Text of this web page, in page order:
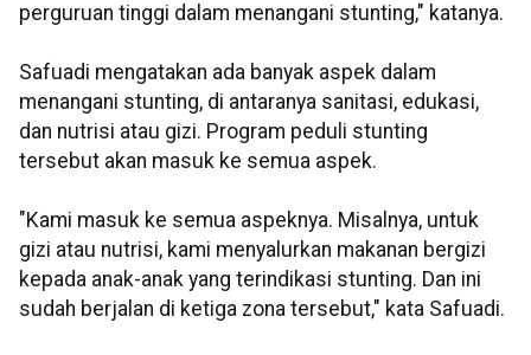
perguruan tinggi dalam menangani stunting," katanya.
Safuadi mengatakan ada banyak aspek dalam
menangani stunting, di antaranya sanitasi, edukasi,
dan nutrisi atau gizi. Program peduli stunting
tersebut akan masuk ke semua aspek.
"Kami masuk ke semua aspeknya. Misalnya, untuk
gizi atau nutrisi, kami menyalurkan makanan bergizi
kepada anak-anak yang terindikasi stunting. Dan ini
sudah berjalan di ketiga zona tersebut," kata Safuadi.